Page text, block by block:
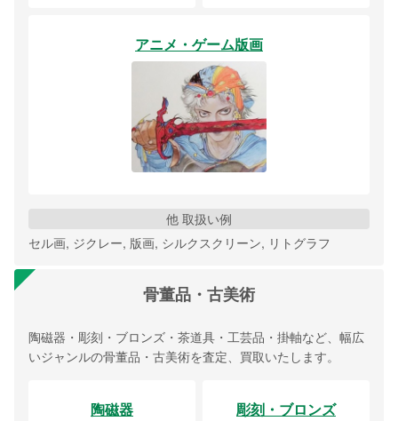
アニメ・ゲーム版画
他 取扱い例
セル画, ジクレー, 版画, シルクスクリーン, リトグラフ
骨董品・古美術
陶磁器・彫刻・ブロンズ・茶道具・工芸品・掛軸など、幅広
いジャンルの骨董品・古美術を査定、買取いたします。
陶磁器 彫刻・ブロンズ